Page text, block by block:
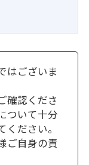
はございま
確認くださ
ついて十分
ださい。
ご自身の責